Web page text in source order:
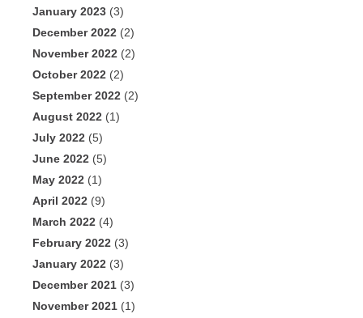
January 2023 (3)
December 2022 (2)
November 2022 (2)
October 2022 (2)
September 2022 (2)
August 2022 (1)
July 2022 (5)
June 2022 (5)
May 2022 (1)
April 2022 (9)
March 2022 (4)
February 2022 (3)
January 2022 (3)
December 2021 (3)
November 2021 (1)